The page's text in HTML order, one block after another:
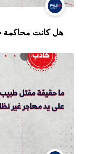
هل كانت محاكمة